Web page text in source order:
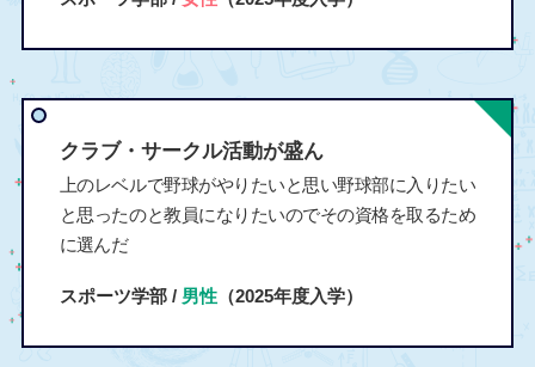
クラブ・サークル活動が盛ん
上のレベルで野球がやりたいと思い野球部に入りたい
と思ったのと教員になりたいのでその資格を取るため
に選んだ
スポーツ学部 / 男性（2025年度入学）